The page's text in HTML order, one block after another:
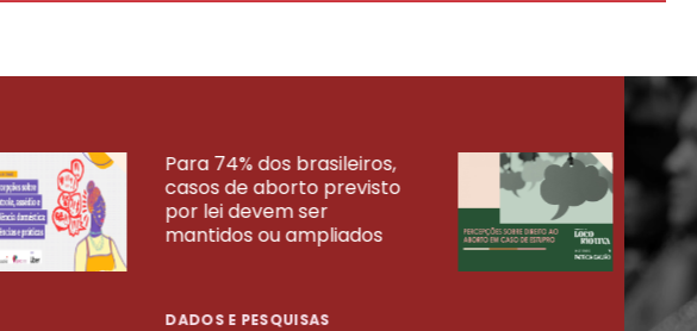
Para 74% dos brasileiros,
casos de aborto previsto
por lei devem ser
mantidos ou ampliados
DADOS E PESQUISAS
VEJA MAIS PESQUISAS